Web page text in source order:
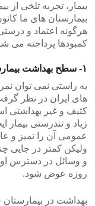
بیمار، تجربه تلخی از
بیمارستان های ما
هرگونه اعتماد و
کمبودها پرداخته می
۱- سطح بهداشت بیمارستان
به راستی نمی توان
های ایران در نظر
کثیف و غیر بهداشتی
زیاد و تندرستی
عمومی آن را تمیز و
ولیکن کمتر در جایی
و وسائل در دسترس او
روزه عوض شود.
بهداشت در